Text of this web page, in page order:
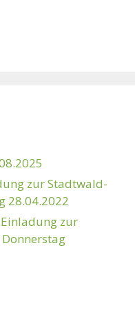
zur Stadtwald-
28.04.2022
zur